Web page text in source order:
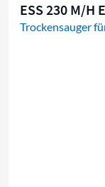
ESS 230 M/H
Trockensauger